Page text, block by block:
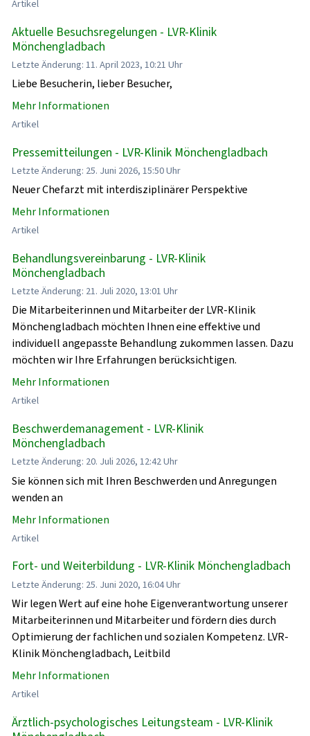
Artikel
Aktuelle Besuchsregelungen - LVR-Klinik
Mönchengladbach
Letzte Änderung: 11. April 2023, 10:21 Uhr
Liebe Besucherin, lieber Besucher,
Mehr Informationen
Artikel
Pressemitteilungen - LVR-Klinik Mönchengladbach
Letzte Änderung: 25. Juni 2026, 15:50 Uhr
Neuer Chefarzt mit interdisziplinärer Perspektive
Mehr Informationen
Artikel
Behandlungsvereinbarung - LVR-Klinik
Mönchengladbach
Letzte Änderung: 21. Juli 2020, 13:01 Uhr
Die Mitarbeiterinnen und Mitarbeiter der LVR-Klinik
Mönchengladbach möchten Ihnen eine effektive und
individuell angepasste Behandlung zukommen lassen. Dazu
möchten wir Ihre Erfahrungen berücksichtigen.
Mehr Informationen
Artikel
Beschwerdemanagement - LVR-Klinik
Mönchengladbach
Letzte Änderung: 20. Juli 2026, 12:42 Uhr
Sie können sich mit Ihren Beschwerden und Anregungen
wenden an
Mehr Informationen
Artikel
Fort- und Weiterbildung - LVR-Klinik Mönchengladbach
Letzte Änderung: 25. Juni 2020, 16:04 Uhr
Wir legen Wert auf eine hohe Eigenverantwortung unserer
Mitarbeiterinnen und Mitarbeiter und fördern dies durch
Optimierung der fachlichen und sozialen Kompetenz. LVR-
Klinik Mönchengladbach, Leitbild
Mehr Informationen
Artikel
Ärztlich-psychologisches Leitungsteam - LVR-Klinik